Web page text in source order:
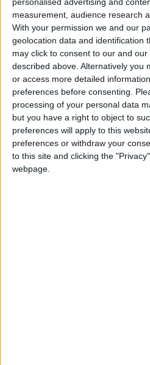
measurement, audience research
With your permission we and our
geolocation data and identification
may click to consent to our and
described above. Alternatively you
or access more detailed
preferences before consenting.
processing of your personal data
but you have a right to object to
preferences will apply to this
preferences or withdraw your
to this site and clicking the
webpage.
Elia, un lavoro fisso in
proprietà, una vita
eppure tutto questo non
in Italia. Cosa è scattato
spinto a lasciare tutto e a
Le esperienze degli ultimi
ad avere una piena
realmente desideravo. E
desideravo era un